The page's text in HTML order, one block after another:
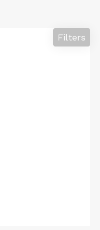
Filters